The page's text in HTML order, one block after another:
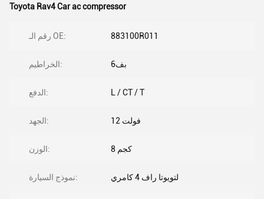
Toyota Rav4 Car ac compressor
رقم الـ OE: 883100R011
الخراطيم: بف6
الدفع: L / CT / T
الجهد: 12 فولت
الوزن: 8 كجم
نموذج السيارة: لتويوتا راف 4 كامري